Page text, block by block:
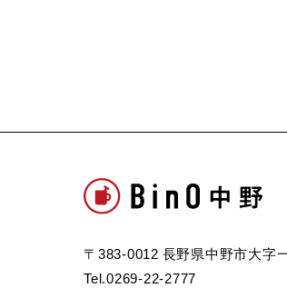
〒383-0012 長野県中野市大字
Tel.0269-22-2777